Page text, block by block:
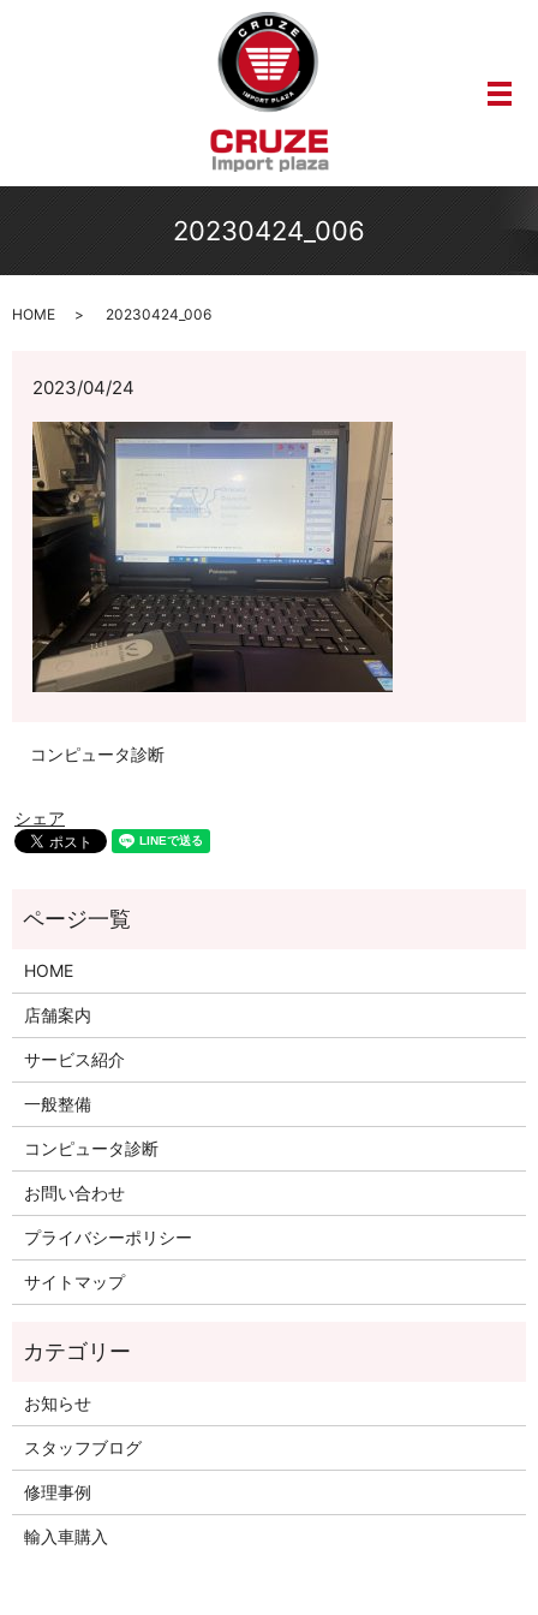
メ
20230424_006
HOME 20230424_006
2023/04/24
コンピュータ診断
シェア
HOME
店舗案内
サービス紹介
一般整備
コンピュータ診断
お問い合わせ
プライバシーポリシー
サイトマップ
お知らせ
スタッフブログ
修理事例
輸入車購入